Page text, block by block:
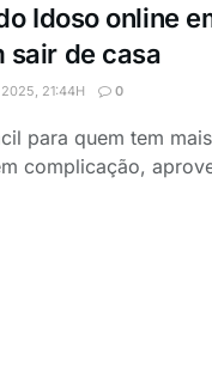
Idoso online
sair de casa
21:44H 0
para quem tem
complicação,